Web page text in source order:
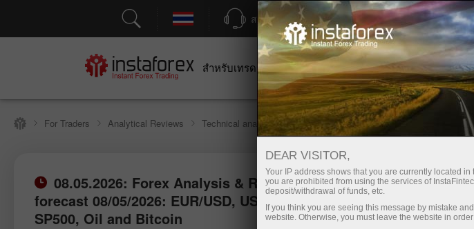
สนับสนุน เปิดบัญชีเทรดทันที
สำหรับเทรดเดอร์ สำหรับผู้เริ่มต้นใหม่ สำหรับนักลงทุน
For Traders Analytical Reviews Technical analysis
08.05.2026: Forex Analysis & Reviews: Forex
forecast 08/05/2026: EUR/USD, USD/JPY, GBP/USD,
SP500, Oil and Bitcoin
เปิดบัญชีซื้อขาย
DEAR VISITOR,
Your IP address shows that you are currently located
you are prohibited from using the services of
deposit/withdrawal of funds, etc.
If you think you are seeing this message by mistake
website. Otherwise, you must leave the website in